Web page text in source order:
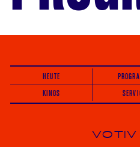
HEUTE
KINOS
VOTIV